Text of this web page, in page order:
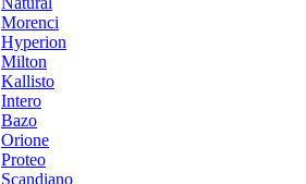
Morenci
Hyperion
Milton
Kallisto
Intero
Bazo
Orione
Proteo
Scandiano